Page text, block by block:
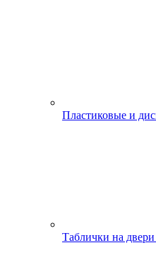
Пластиковые и
Таблички на